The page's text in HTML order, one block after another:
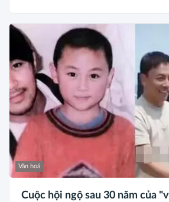
Văn hoá
Cuộc hội ngộ sau 30 năm của